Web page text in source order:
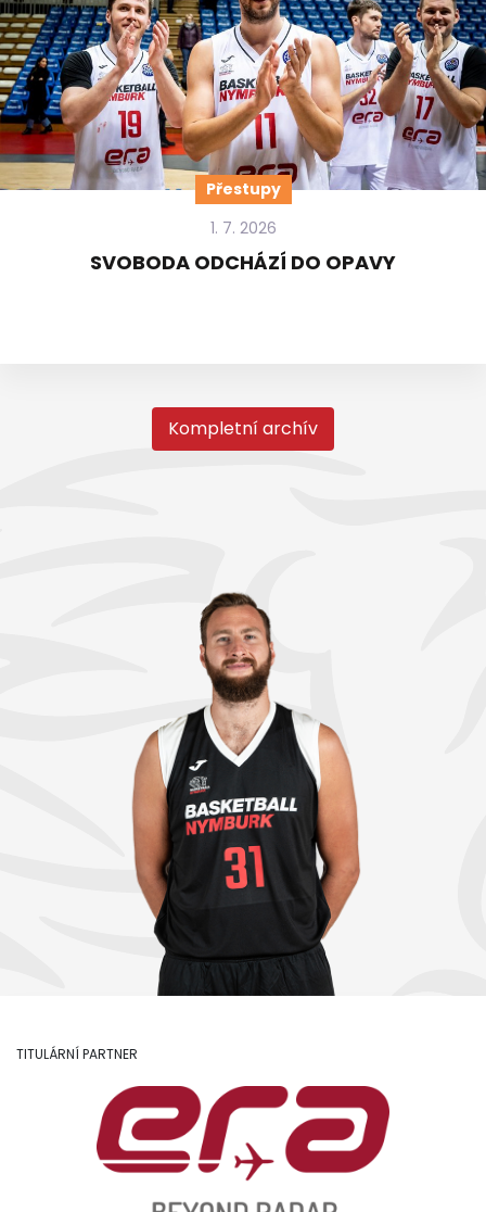
Přestupy
1. 7. 2026
SVOBODA ODCHÁZÍ DO OPAVY
Kompletní archív
TITULÁRNÍ PARTNER